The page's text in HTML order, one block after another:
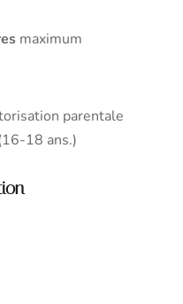
maximum
parentale
18 ans.)